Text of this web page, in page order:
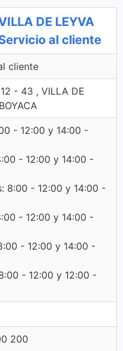
DE LEYVA
al cliente
cliente
- 43 , VILLA DE
- 12:00 y 14:00 -
- 12:00 y 14:00 -
8:00 - 12:00 y 14:00 -
- 12:00 y 14:00 -
- 12:00 y 14:00 -
- 12:00 y 12:00 -
200